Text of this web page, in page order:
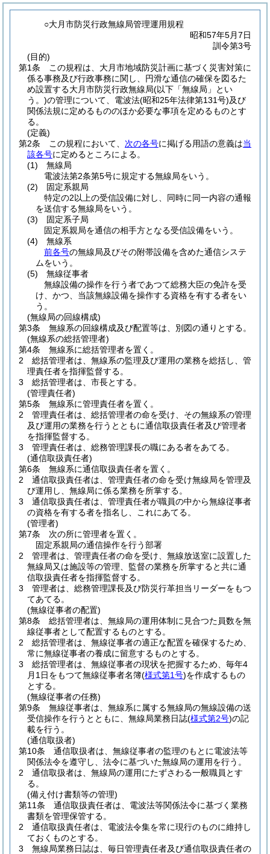
○大月市防災行政無線局管理運用規程
昭和57年5月7日
訓令第3号
(目的)
第1条
この規程は、大月市地域防災計画に基づく災害対策に
係る事務及び行政事務に関し、円滑な通信の確保を図るた
め設置する大月市防災行政無線局(以下「無線局」とい
う。)の管理について、電波法(昭和25年法律第131号)及び
関係法規に定めるもののほか必要な事項を定めるものとす
る。
(定義)
第2条
この規程において、 次の各号に掲げる用語の意義は当
該各号に定めるところによる。
(1)
無線局
電波法第2条第5号に規定する無線局をいう。
(2)
固定系親局
特定の2以上の受信設備に対し、同時に同一内容の通報
を送信する無線局をいう。
(3)
固定系子局
固定系親局を通信の相手方となる受信設備をいう。
(4)
無線系
前各号の無線局及びその附帯設備を含めた通信システ
ムをいう。
(5)
無線従事者
無線設備の操作を行う者であつて総務大臣の免許を受
け、かつ、当該無線設備を操作する資格を有する者をい
う。
(無線局の回線構成)
第3条
無線系の回線構成及び配置等は、別図の通りとする。
(無線系の総括管理者)
第4条
無線系に総括管理者を置く。
2
総括管理者は、無線系の監理及び運用の業務を総括し、管
理責任者を指揮監督する。
3
総括管理者は、市長とする。
(管理責任者)
第5条
無線系に管理責任者を置く。
2
管理責任者は、総括管理者の命を受け、その無線系の管理
及び運用の業務を行うとともに通信取扱責任者及び管理者
を指揮監督する。
3
管理責任者は、総務管理課長の職にある者をあてる。
(通信取扱責任者)
第6条
無線系に通信取扱責任者を置く。
2
通信取扱責任者は、管理責任者の命を受け無線局を管理及
び運用し、無線局に係る業務を所掌する。
3
通信取扱責任者は、管理責任者が職員の中から無線従事者
の資格を有する者を指名し、これにあてる。
(管理者)
第7条
次の所に管理者を置く。
固定系親局の通信操作を行う部署
2
管理者は、管理責任者の命を受け、無線放送室に設置した
無線局又は施設等の管理、監督の業務を所掌すると共に通
信取扱責任者を指揮監督する。
3
管理者は、総務管理課長及び防災行革担当リーダーをもつ
てあてる。
(無線従事者の配置)
第8条
総括管理者は、無線局の運用体制に見合つた員数を無
線従事者として配置するものとする。
2
総括管理者は、無線従事者の適正な配置を確保するため、
常に無線従事者の養成に留意するものとする。
3
総括管理者は、無線従事者の現状を把握するため、毎年4
月1日をもつて無線従事者名簿(様式第1号)を作成するもの
とする。
(無線従事者の任務)
第9条
無線従事者は、無線系に属する無線局の無線設備の送
受信操作を行うとともに、無線局業務日誌(様式第2号)の記
載を行う。
(通信取扱者)
第10条
通信取扱者は、無線従事者の監理のもとに電波法等
関係法令を遵守し、法令に基づいた無線局の運用を行う。
2
通信取扱者は、無線局の運用にたずさわる一般職員とす
る。
(備え付け書類等の管理)
第11条
通信取扱責任者は、電波法等関係法令に基づく業務
書類を管理保管する。
2
通信取扱責任者は、電波法令集を常に現行のものに維持し
ておくものとする。
3
無線局業務日誌は、毎日管理責任者及び通信取扱責任者の